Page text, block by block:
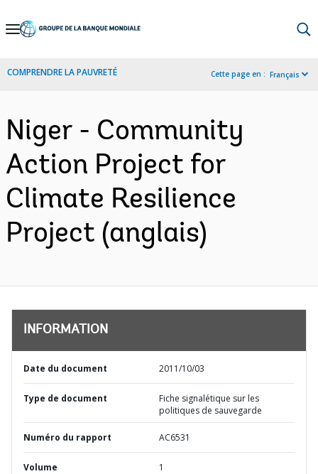
Skip
Navigation
COMPRENDRE LA PAUVRETÉ Cette page en : Français
Niger - Community
Action Project for
Climate Resilience
Project (anglais)
INFORMATION
Date du document 2011/10/03
Type de document
Fiche signalétique sur les
politiques de sauvegarde
Numéro du rapport AC6531
Volume 1